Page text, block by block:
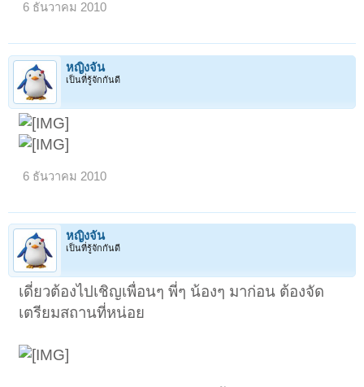
6 ธันวาคม 2010
หญิงจัน
เป็นที่รู้จักกันดี
6 ธันวาคม 2010
หญิงจัน
เป็นที่รู้จักกันดี
เดี่ยวต้องไปเชิญเพื่อนๆ พี่ๆ น้องๆ มาก่อน ต้องจัด
เตรียมสถานที่หน่อย